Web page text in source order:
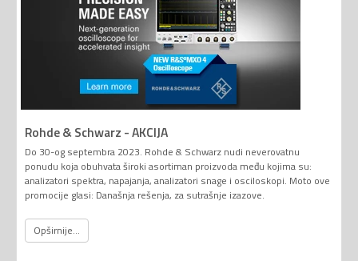
Rohde & Schwarz - AKCIJA
Do 30-og septembra 2023. Rohde & Schwarz nudi neverovatnu
ponudu koja obuhvata široki asortiman proizvoda među kojima su:
analizatori spektra, napajanja, analizatori snage i osciloskopi. Moto ove
promocije glasi: Današnja rešenja, za sutrašnje izazove.
Opširnije...